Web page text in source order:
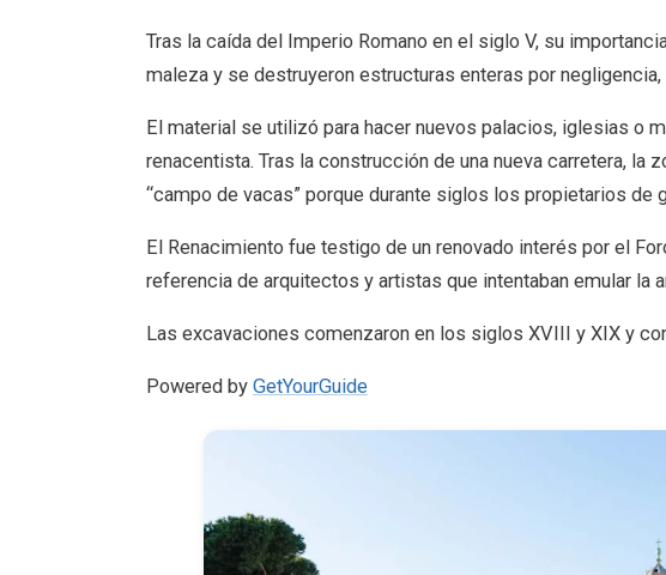
Tras la caída del Imperio Romano en el siglo V, su
maleza y se destruyeron estructuras enteras por
El material se utilizó para hacer nuevos palacios, iglesias o
renacentista. Tras la construcción de una nueva carretera, la
“campo de vacas” porque durante siglos los propietarios de
El Renacimiento fue testigo de un renovado interés por el
referencia de arquitectos y artistas que intentaban emular la
Las excavaciones comenzaron en los siglos XVIII y XIX y
Powered by GetYourGuide